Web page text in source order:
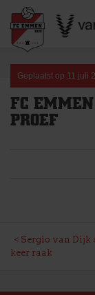
content
Geplaatst op 11 juli
FC
PROEF
Sergio van Dijk
keer raak